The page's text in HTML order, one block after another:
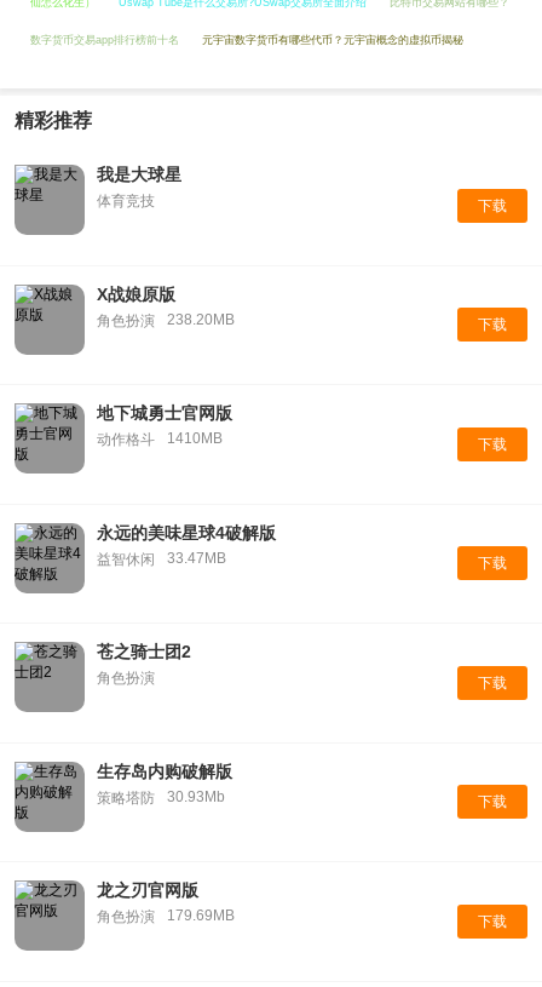
仙怎么化生） Uswap Tube是什么交易所?USwap交易所全面介绍 比特币交易网站有哪些？
数字货币交易app排行榜前十名 元宇宙数字货币有哪些代币？元宇宙概念的虚拟币揭秘
精彩推荐
我是大球星
体育竞技 下载
X战娘原版
角色扮演 238.20MB 下载
地下城勇士官网版
动作格斗 1410MB 下载
永远的美味星球4破解版
益智休闲 33.47MB 下载
苍之骑士团2
角色扮演 下载
生存岛内购破解版
策略塔防 30.93Mb 下载
龙之刃官网版
角色扮演 179.69MB 下载